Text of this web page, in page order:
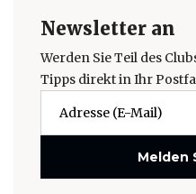
Newsletter an
Werden Sie Teil des
Tipps direkt in Ihr
Melden